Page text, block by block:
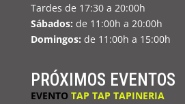
Tardes de 17:30 a 20:00h
Sábados: de 11:00h a 20:00h
Domingos: de 11:00h a 15:00h
PRÓXIMOS EVENTOS
EVENTOTAP TAP TAPINERIA